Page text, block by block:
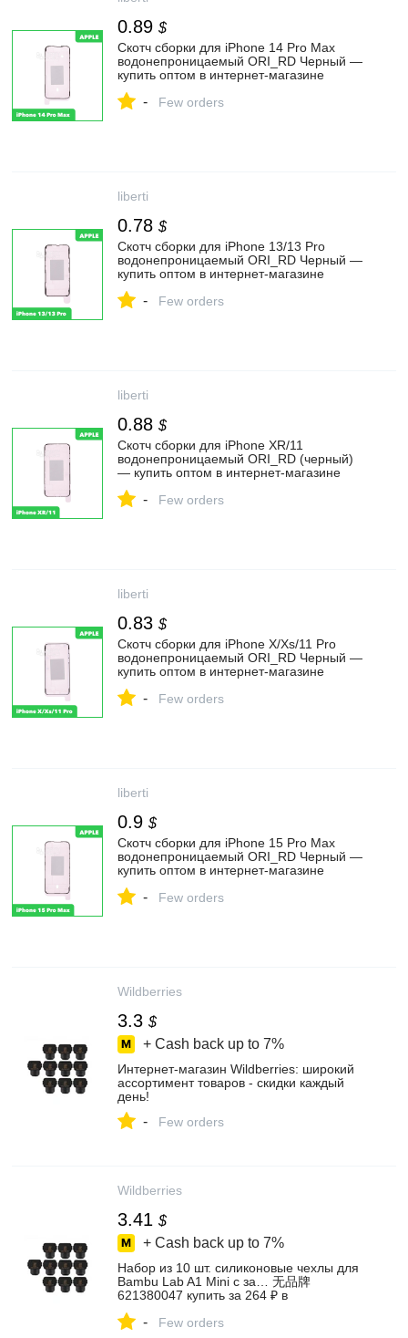
0.89 $
Скотч сборки для iPhone 14 Pro Max
водонепроницаемый ORI_RD Черный —
купить оптом в интернет-магазине
- Few orders
liberti
0.78 $
Скотч сборки для iPhone 13/13 Pro
водонепроницаемый ORI_RD Черный —
купить оптом в интернет-магазине
- Few orders
liberti
0.88 $
Скотч сборки для iPhone XR/11
водонепроницаемый ORI_RD (черный)
— купить оптом в интернет-магазине
- Few orders
liberti
0.83 $
Скотч сборки для iPhone X/Xs/11 Pro
водонепроницаемый ORI_RD Черный —
купить оптом в интернет-магазине
- Few orders
liberti
0.9 $
Скотч сборки для iPhone 15 Pro Max
водонепроницаемый ORI_RD Черный —
купить оптом в интернет-магазине
- Few orders
Wildberries
3.3 $
+ Cash back up to 7%
Интернет‑магазин Wildberries: широкий
ассортимент товаров - скидки каждый
день!
- Few orders
Wildberries
3.41 $
+ Cash back up to 7%
Набор из 10 шт. силиконовые чехлы для
Bambu Lab A1 Mini с за… 无品牌
621380047 купить за 264 ₽ в
- Few orders